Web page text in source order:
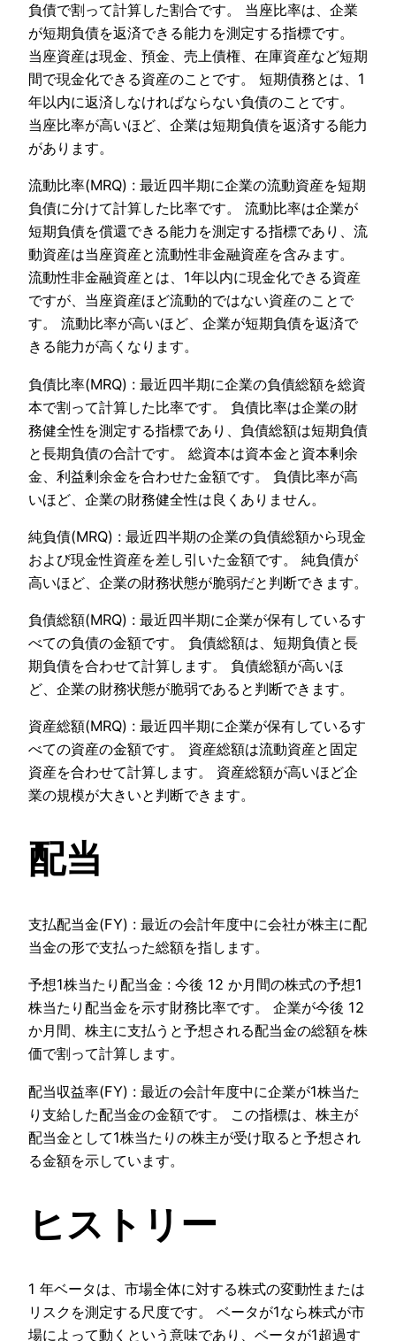
負債で割って計算した割合です。 当座比率は、企業
が短期負債を返済できる能力を測定する指標です。
当座資産は現金、預金、売上債権、在庫資産など短期
間で現金化できる資産のことです。 短期債務とは、1
年以内に返済しなければならない負債のことです。
当座比率が高いほど、企業は短期負債を返済する能力
があります。
流動比率(MRQ) : 最近四半期に企業の流動資産を短期
負債に分けて計算した比率です。 流動比率は企業が
短期負債を償還できる能力を測定する指標であり、流
動資産は当座資産と流動性非金融資産を含みます。
流動性非金融資産とは、1年以内に現金化できる資産
ですが、当座資産ほど流動的ではない資産のことで
す。 流動比率が高いほど、企業が短期負債を返済で
きる能力が高くなります。
負債比率(MRQ) : 最近四半期に企業の負債総額を総資
本で割って計算した比率です。 負債比率は企業の財
務健全性を測定する指標であり、負債総額は短期負債
と長期負債の合計です。 総資本は資本金と資本剰余
金、利益剰余金を合わせた金額です。 負債比率が高
いほど、企業の財務健全性は良くありません。
純負債(MRQ) : 最近四半期の企業の負債総額から現金
および現金性資産を差し引いた金額です。 純負債が
高いほど、企業の財務状態が脆弱だと判断できます。
負債総額(MRQ) : 最近四半期に企業が保有しているす
べての負債の金額です。 負債総額は、短期負債と長
期負債を合わせて計算します。 負債総額が高いほ
ど、企業の財務状態が脆弱であると判断できます。
資産総額(MRQ) : 最近四半期に企業が保有しているす
べての資産の金額です。 資産総額は流動資産と固定
資産を合わせて計算します。 資産総額が高いほど企
業の規模が大きいと判断できます。
配当
支払配当金(FY) : 最近の会計年度中に会社が株主に配
当金の形で支払った総額を指します。
予想1株当たり配当金 : 今後 12 か月間の株式の予想1
株当たり配当金を示す財務比率です。 企業が今後 12
か月間、株主に支払うと予想される配当金の総額を株
価で割って計算します。
配当収益率(FY) : 最近の会計年度中に企業が1株当た
り支給した配当金の金額です。 この指標は、株主が
配当金として1株当たりの株主が受け取ると予想され
る金額を示しています。
ヒストリー
1 年ベータは、市場全体に対する株式の変動性または
リスクを測定する尺度です。 ベータが1なら株式が市
場によって動くという意味であり、ベータが1超過す